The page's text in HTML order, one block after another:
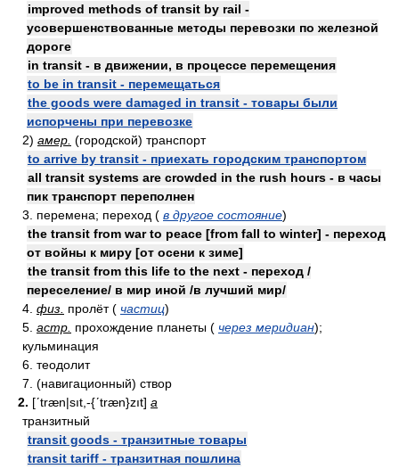
improved methods of transit by rail -
усовершенствованные методы перевозки по железной
дороге
in transit - в движении, в процессе перемещения
to be in transit - перемещаться
the goods were damaged in transit - товары были
испорчены при перевозке
2) амер. (городской) транспорт
to arrive by transit - приехать городским транспортом
all transit systems are crowded in the rush hours - в часы
пик транспорт переполнен
3. перемена; переход ( в другое состояние)
the transit from war to peace [from fall to winter] - переход
от войны к миру [от осени к зиме]
the transit from this life to the next - переход /
переселение/ в мир иной /в лучший мир/
4. физ. пролёт ( частиц)
5. астр. прохождение планеты ( через меридиан);
кульминация
6. теодолит
7. (навигационный) створ
2. [ʹtræn|sıt,-{ʹtræn}zıt] a
транзитный
transit goods - транзитные товары
transit tariff - транзитная пошлина